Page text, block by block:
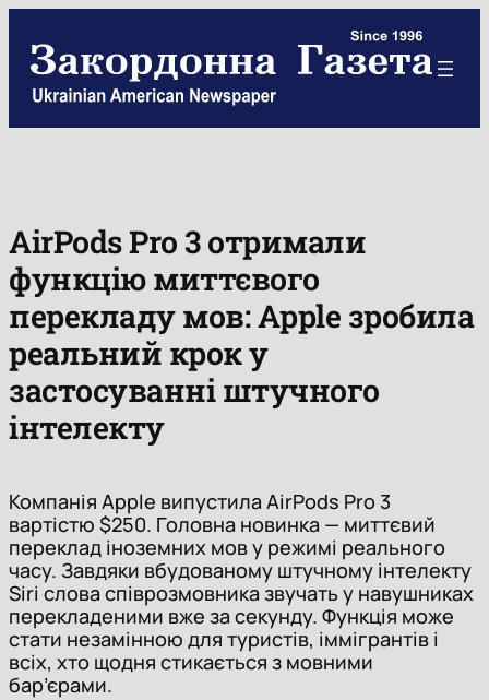
content
AirPods Pro 3 отримали
функцію миттєвого
перекладу мов: Apple зробила
реальний крок у
застосуванні штучного
інтелекту
Компанія Apple випустила AirPods Pro 3
вартістю $250. Головна новинка — миттєвий
переклад іноземних мов у режимі реального
часу. Завдяки вбудованому штучному інтелекту
Siri слова співрозмовника звучать у навушниках
перекладеними вже за секунду. Функція може
стати незамінною для туристів, іммігрантів і
всіх, хто щодня стикається з мовними
бар’єрами.